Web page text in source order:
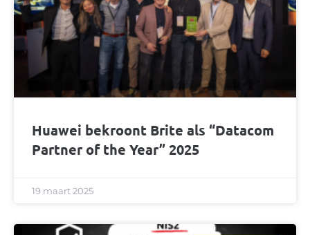
Huawei bekroont Brite als “Datacom
Partner of the Year” 2025
19 maart 2025